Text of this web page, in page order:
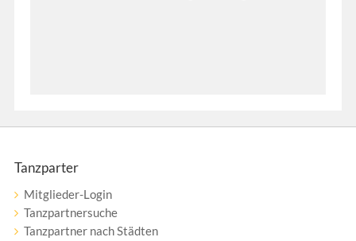
Tanzparter
Mitglieder-Login
Tanzpartnersuche
Tanzpartner nach Städten